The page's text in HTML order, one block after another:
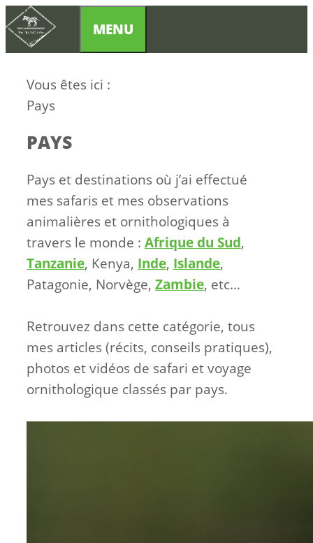
Aller
au
contenu
MENU
Vous êtes ici :
Pays
PAYS
Pays et destinations où j’ai effectué
mes safaris et mes observations
animalières et ornithologiques à
travers le monde : Afrique du Sud,
Tanzanie, Kenya, Inde, Islande,
Patagonie, Norvège, Zambie, etc…
Retrouvez dans cette catégorie, tous
mes articles (récits, conseils pratiques),
photos et vidéos de safari et voyage
ornithologique classés par pays.